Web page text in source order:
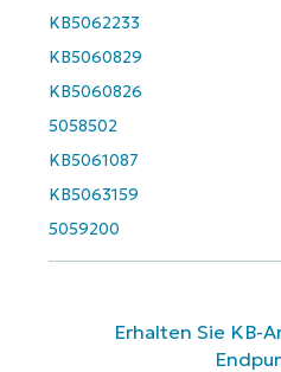
KB5062233
KB5060829
KB5060826
5058502
KB5061087
KB5063159
5059200
Erhalten Sie KB-